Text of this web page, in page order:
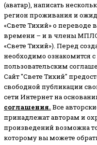
(аватар), написать
регион проживания и
«Свете Тихий» о переводе
времени – и в члены
«Свете Тихий»). Перед
необходимо ознакомится
пользовательским
Сайт "Свете Тихий"
свободной публикации
сети Интернет на
соглашения. Все
принадлежат авторам и
произведений возможна
которому вы можете